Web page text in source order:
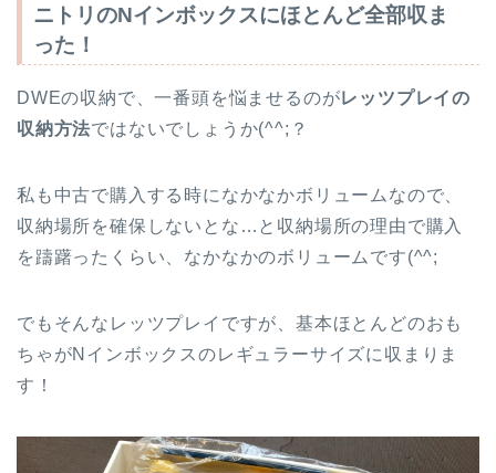
ニトリのNインボックスにほとんど全部収ま
った！
DWEの収納で、一番頭を悩ませるのがレッツプレイの
収納方法ではないでしょうか(^^;？
私も中古で購入する時になかなかボリュームなので、
収納場所を確保しないとな…と収納場所の理由で購入
を躊躇ったくらい、なかなかのボリュームです(^^;
でもそんなレッツプレイですが、基本ほとんどのおも
ちゃがNインボックスのレギュラーサイズに収まりま
す！